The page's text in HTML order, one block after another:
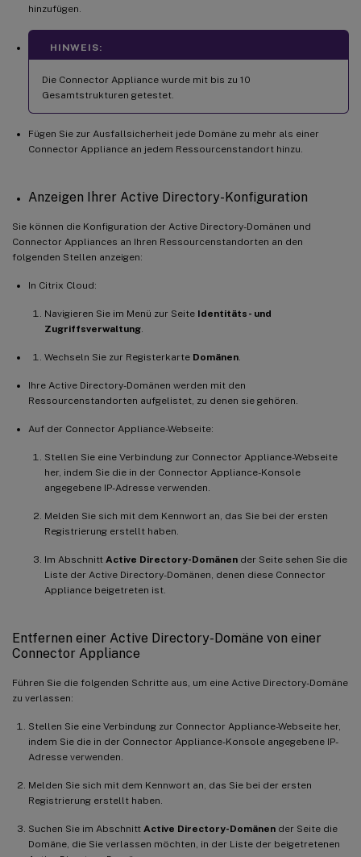
hinzufügen.
HINWEIS:
Die Connector Appliance wurde mit bis zu 10
Gesamtstrukturen getestet.
Fügen Sie zur Ausfallsicherheit jede Domäne zu mehr als einer
Connector Appliance an jedem Ressourcenstandort hinzu.
Anzeigen Ihrer Active Directory-Konfiguration
Sie können die Konfiguration der Active Directory-Domänen und
Connector Appliances an Ihren Ressourcenstandorten an den
folgenden Stellen anzeigen:
In Citrix Cloud:
Navigieren Sie im Menü zur Seite Identitäts- und
Zugriffsverwaltung.
Wechseln Sie zur Registerkarte Domänen.
Ihre Active Directory-Domänen werden mit den
Ressourcenstandorten aufgelistet, zu denen sie gehören.
Auf der Connector Appliance-Webseite:
Stellen Sie eine Verbindung zur Connector Appliance-Webseite
her, indem Sie die in der Connector Appliance-Konsole
angegebene IP-Adresse verwenden.
Melden Sie sich mit dem Kennwort an, das Sie bei der ersten
Registrierung erstellt haben.
Im Abschnitt Active Directory-Domänen der Seite sehen Sie die
Liste der Active Directory-Domänen, denen diese Connector
Appliance beigetreten ist.
Entfernen einer Active Directory-Domäne von einer
Connector Appliance
Führen Sie die folgenden Schritte aus, um eine Active Directory-Domäne
zu verlassen:
Stellen Sie eine Verbindung zur Connector Appliance-Webseite her,
indem Sie die in der Connector Appliance-Konsole angegebene IP-
Adresse verwenden.
Melden Sie sich mit dem Kennwort an, das Sie bei der ersten
Registrierung erstellt haben.
Suchen Sie im Abschnitt Active Directory-Domänen der Seite die
Domäne, die Sie verlassen möchten, in der Liste der beigetretenen